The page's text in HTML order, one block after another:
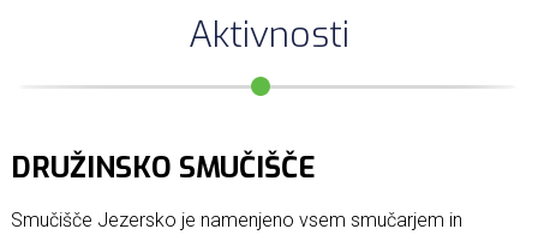
Aktivnosti
DRUŽINSKO SMUČIŠČE
Smučišče Jezersko je namenjeno vsem smučarjem in